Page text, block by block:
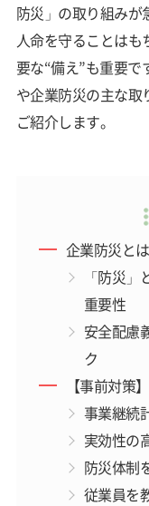
防災」の取り組み
人命を守ることは
要な“備え”も重要
や企業防災の主な取
ご紹介します。
企業防災と
「防災
重要性
安全配慮
ク
【事前対策
事業継続
実効性の
防災体制
従業員を